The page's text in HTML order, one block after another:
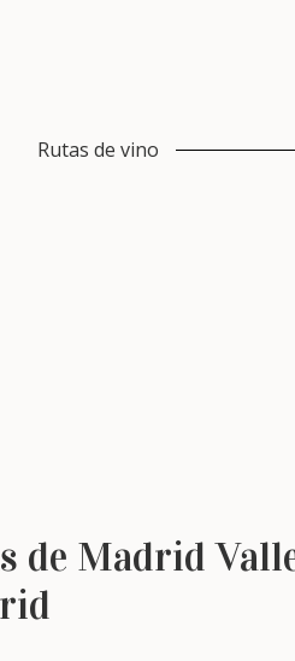
Rutas de vino
de Madrid